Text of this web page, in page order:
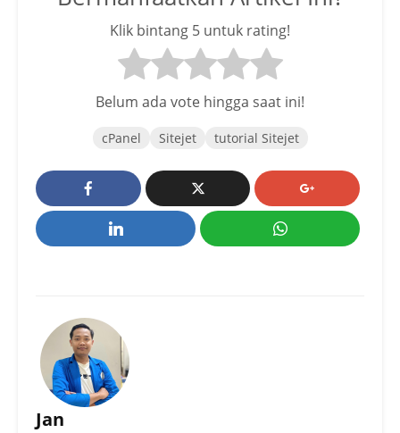
Klik bintang 5 untuk rating!
Belum ada vote hingga saat ini!
cPanel Sitejet tutorial Sitejet
Jan